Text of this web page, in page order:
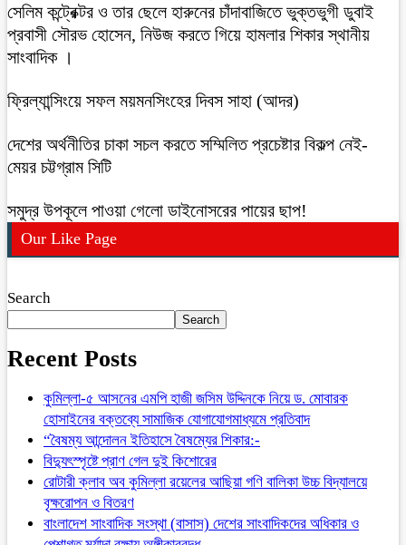
সেলিম কন্ট্রেক্টর ও তার ছেলে হারুনের চাঁদাবাজিতে ভুক্তভুগী ডুবাই
প্রবাসী সৌরভ হোসেন, নিউজ করতে গিয়ে হামলার শিকার স্থানীয়
সাংবাদিক ।
ফ্রিল্যান্সিংয়ে সফল ময়মনসিংহের দিবস সাহা (আদর)
দেশের অর্থনীতির চাকা সচল করতে সম্মিলিত প্রচেষ্টার বিকল্প নেই-
মেয়র চট্টগ্রাম সিটি
সমুদ্র উপকূলে পাওয়া গেলো ডাইনোসরের পায়ের ছাপ!
Our Like Page
Search
Search
Recent Posts
কুমিল্লা-৫ আসনের এমপি হাজী জসিম উদ্দিনকে নিয়ে ড. মোবারক
হোসাইনের বক্তব্যে সামাজিক যোগাযোগমাধ্যমে প্রতিবাদ
“বৈষম্য আন্দোলন ইতিহাসে বৈষম্যের শিকার:-
বিদ্যুৎস্পৃষ্টে প্রাণ গেল দুই কিশোরের
রোটারী ক্লাব অব কুমিল্লা রয়েলের আছিয়া গণি বালিকা উচ্চ বিদ্যালয়ে
বৃক্ষরোপন ও বিতরণ
বাংলাদেশ সাংবাদিক সংস্থা (বাসাস) দেশের সাংবাদিকদের অধিকার ও